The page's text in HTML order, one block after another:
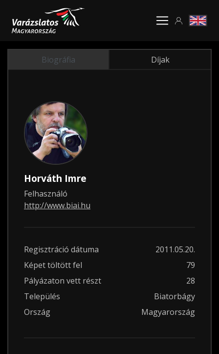
Biográfia Díjak
Horváth Imre
Felhasználó
http://www.biai.hu
Regisztráció dátuma
2011.05.20.
Képet töltött fel
79
Pályázaton vett részt
28
Település
Biatorbágy
Ország
Magyarország